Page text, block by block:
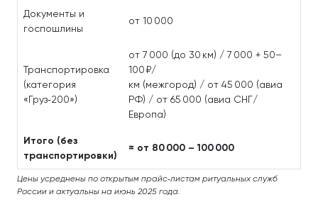
Документы и
госпошлины
от 10 000
Транспортировка
(категория
«Груз‑200»)
от 7 000 (до 30 км) / 7 000 + 50–
100 ₽/
км (межгород) / от 45 000 (авиа
РФ) / от 65 000 (авиа СНГ/
Европа)
Итого (без
транспортировки)
≈ от 80 000 – 100 000
Цены усреднены по открытым прайс‑листам ритуальных служб
России и актуальны на июнь 2025 года.